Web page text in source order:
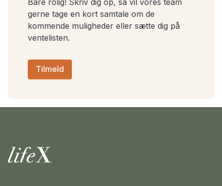
gerne tage en kort samtale om de
kommende muligheder eller sætte dig på
ventelisten.
Tilmeld